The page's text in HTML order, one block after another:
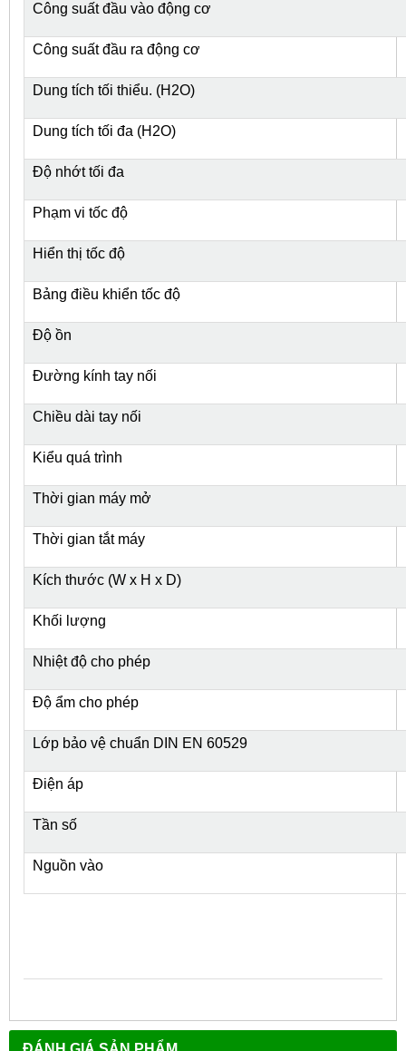
Công suất đầu vào động cơ
Công suất đầu ra động cơ
Dung tích tối thiểu. (H2O)
Dung tích tối đa (H2O)
Độ nhớt tối đa
Phạm vi tốc độ
Hiển thị tốc độ
Bảng điều khiển tốc độ
Độ ồn
Đường kính tay nối
Chiều dài tay nối
Kiểu quá trình
Thời gian máy mở
Thời gian tắt máy
Kích thước (W x H x D)
Khối lượng
Nhiệt độ cho phép
Độ ẩm cho phép
Lớp bảo vệ chuẩn DIN EN 60529
Điện áp
Tần số
Nguồn vào